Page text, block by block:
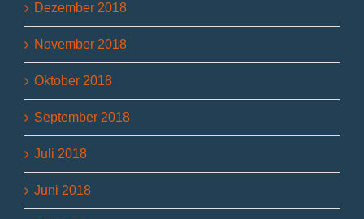
Dezember 2018
November 2018
Oktober 2018
September 2018
Juli 2018
Juni 2018